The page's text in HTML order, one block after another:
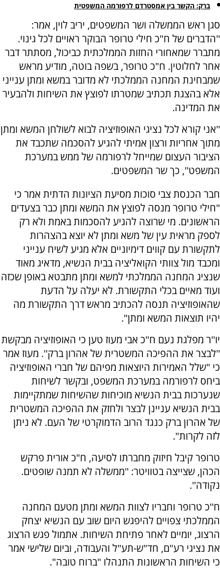
ברק: הקשר בין אמסטרדם לרפורמה המשפטית
סגן ראש הממשלה ושר המשפטים, יריב לוין, אמר:
''הדברים של ח"כ חילי טרופר הבוקר ראויים לכל גינוי.
מתברר שמאחורי החזות הממלכתית כביכול, מסתתר דבר
אחר לחלוטין. ח"כ טרופר, בשפה בוטה, מודיע מראש
שמבחינת המחנה הממלכתי לא מדובר במשא ומתן ענייני
אלא בהצגת תכתיב שמטרתו לפוצץ את השיחות ולהבעיר
את המדינה.
''אני קורא לכל נציגי האופוזיציה לבוא לשולחן המשא ומתן
מתוך אחריות ורצון אמיתי להגיע להסכמה שתכבד את
הציבור העצום שמייחל לרפורמה של ממש במערכת
המשפט'', כך שר המשפטים.
חבר הכנסת צבי סוכות מסיעת הציונות הדתית אמר כי
"חילי טרופר מנסה לפוצץ את המשא ומתן כבר בצעדים
הראשונים. מי שרוצה להגיע להסכמות באמת ולא רק
לספק מראית עין של משא ומתן לא יוצא בהצהרות
לתקשורת עם קווים דימיוניים אלא מגיע לשיח ענייני
ומכבד מול צוותי הקואליציה בבית הנשיא, מדאיג מאוד
שנציג המחנה הממלכתי למשא ומתן מתבטא באופן שכזה
ועוד מאיים בכלי התקשורת. לא יעלה על הדעת
שהאופוזיציה תנסה להכתיב מראש דרך התקשורת מה
יהיו תוצאות המשא ומתן".
יו''ר מפלגת נעם ח"כ אבי מעוז טען כי האופוזיציה מבקשת
''לבצר את ההפיכה המשטרית של אהרון ברק''. מעוז אמר
כי "שלל האמירות היוצאות מפיהם של חברי האופוזיציה
ביחס לרפורמה במערכת המשפט, ובקשר לשיחות
שנערכות בבית הנשיא מוכיחות שהשיחות שמתקיימות
בבית הנשיא עניינן לבצר ולחזק את ההפיכה המשטרית
של אהרון ברק כנגד הרוב הדמוקרטי של העם. לא ניתן
לזה לקרות".
טרופר קיבל חיזוק מחברתו לסיעה, ח"כ אורית פרקש
הכהן, שצייצה בטוויטר: ''ממשלה לא תמנה שופטים.
נקודה''.
ח''כ טרופר וחבריו לצוות המשא ומתן מטעם המחנה
הממלכתי צפויים להיפגש היום שוב עם הנשיא יצחק
הרצוג, יומיים לאחר פתיחת השיחות. אתמול פגש הרצוג
את נציגי רע"ם, חד"ש-תע"ל והעבודה, וביום שלישי אמר
כי השיחות הראשונות התנהלו "ברוח טובה".